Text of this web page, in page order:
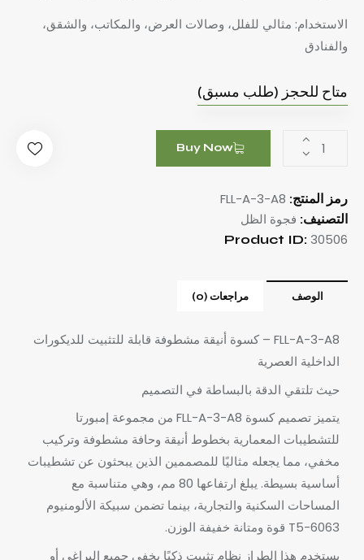
الاستخدام: مثالي للفلل، وصالات العرض، والمكاتب، والشقق،
والفنادق
متاح للحجز (طلب مسبق)
Buy Now
رمز المنتج: FLL-A-3-A8
التصنيف: فجوة الظل
Product ID:30506
الوصف مراجعات (0)
FLL-A-3-A8 – كسوة أنيقة مشطوفة قابلة للتثبيت للديكورات
الداخلية العصرية
حيث تلتقي الدقة بالبساطة في التصميم
يتميز تصميم كسوة FLL-A-3-A8 من مجموعة إمبورتا
للتشطيبات المعمارية بخطوط أنيقة وحافة مشطوفة وتركيب
مخفي، مما يجعله مثاليًا للمصممين الذين يبحثون عن تشطيبات
أساسية بسيطة. يبلغ ارتفاعها 80 مم، وهي متناسبة مع
المساحات السكنية والتجارية، بينما تضمن سبيكة الألومنيوم
6063-T5 قوة ومتانة خفيفة الوزن.
يستخدم هذا الطراز نظام تثبيت ذكيًا يخفي جميع البراغي أو